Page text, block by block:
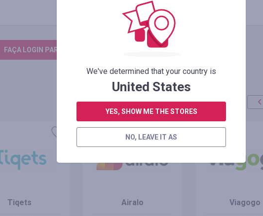
FAÇA LOGIN PARA DEIXAR UM COMENTÁRIO
Tiqets Airalo Viagogo
We've determined that your country is
United States
YES, SHOW ME THE STORES
NO, LEAVE IT AS